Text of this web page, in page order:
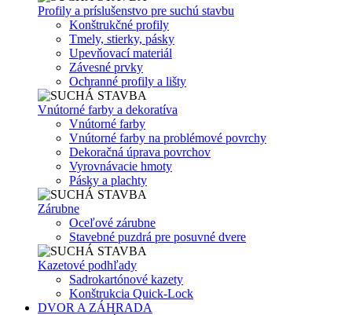
Profily a príslušenstvo pre suchú stavbu
Konštrukčné profily
Tmely, stierky, pásky
Upevňovací materiál
Závesné prvky
Ochranné profily a lišty
Vnútorné farby a dekoratíva
Vnútorné farby
Vnútorné farby na problémové povrchy
Dekoračná úprava povrchov
Vyrovnávacie hmoty
Pásky a plachty
Zárubne
Oceľové zárubne
Stavebné puzdrá pre posuvné dvere
Kazetové podhľady
Sadrokartónové kazety
Konštrukcia Quick-Lock
DVOR A ZÁHRADA